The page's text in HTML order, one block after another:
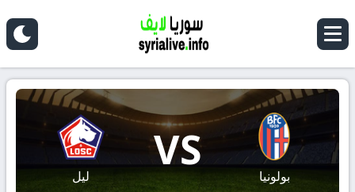
بولونيا
VS
ليل